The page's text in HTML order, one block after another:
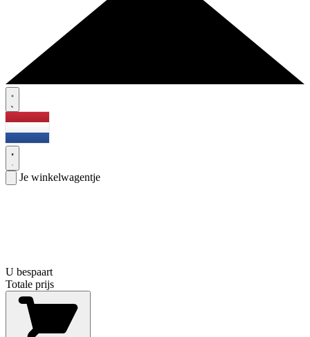
Je winkelwagentje
U bespaart
Totale prijs